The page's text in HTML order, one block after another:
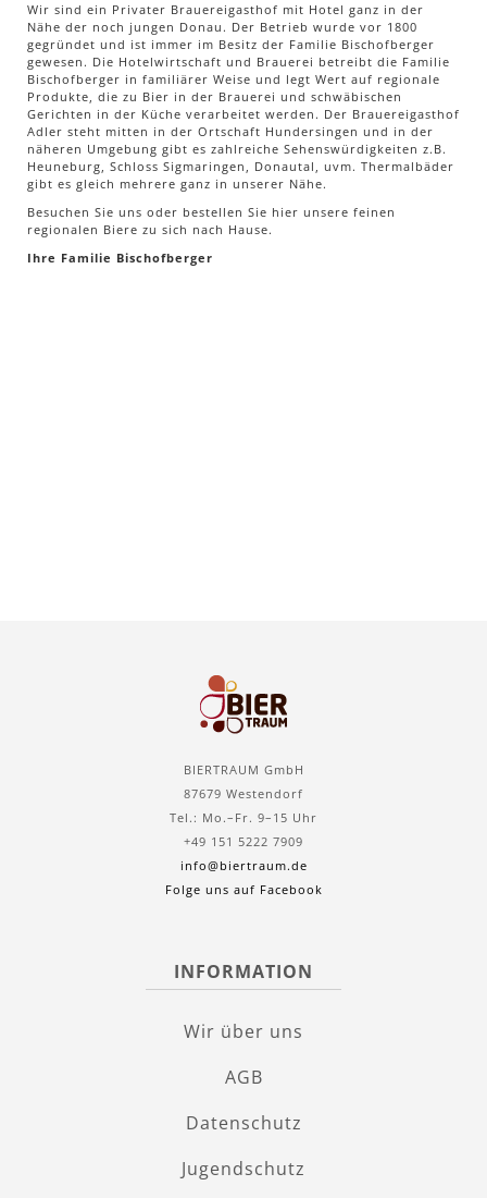
Wir sind ein Privater Brauereigasthof mit Hotel ganz in der
Nähe der noch jungen Donau. Der Betrieb wurde vor 1800
gegründet und ist immer im Besitz der Familie Bischofberger
gewesen. Die Hotelwirtschaft und Brauerei betreibt die Familie
Bischofberger in familiärer Weise und legt Wert auf regionale
Produkte, die zu Bier in der Brauerei und schwäbischen
Gerichten in der Küche verarbeitet werden. Der Brauereigasthof
Adler steht mitten in der Ortschaft Hundersingen und in der
näheren Umgebung gibt es zahlreiche Sehenswürdigkeiten z.B.
Heuneburg, Schloss Sigmaringen, Donautal, uvm. Thermalbäder
gibt es gleich mehrere ganz in unserer Nähe.
Besuchen Sie uns oder bestellen Sie hier unsere feinen
regionalen Biere zu sich nach Hause.
Ihre Familie Bischofberger
BIERTRAUM GmbH
87679 Westendorf
Tel.: Mo.–Fr. 9–15 Uhr
+49 151 5222 7909
info@biertraum.de
Folge uns auf Facebook
INFORMATION
Wir über uns
AGB
Datenschutz
Jugendschutz